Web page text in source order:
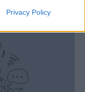
Privacy Policy